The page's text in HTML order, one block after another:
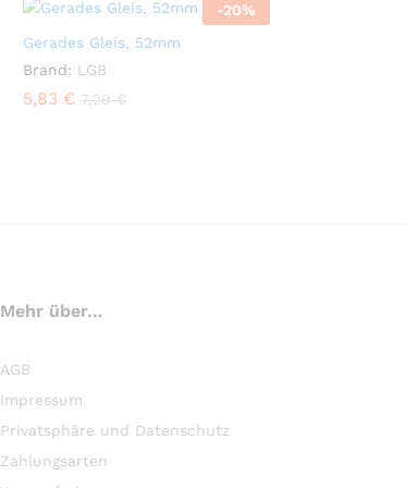
-20%
Gerades Gleis, 52mm
Brand: LGB
5,83 € 7,29€
Mehr über…
AGB
Impressum
Privatsphäre und Datenschutz
Zahlungsarten